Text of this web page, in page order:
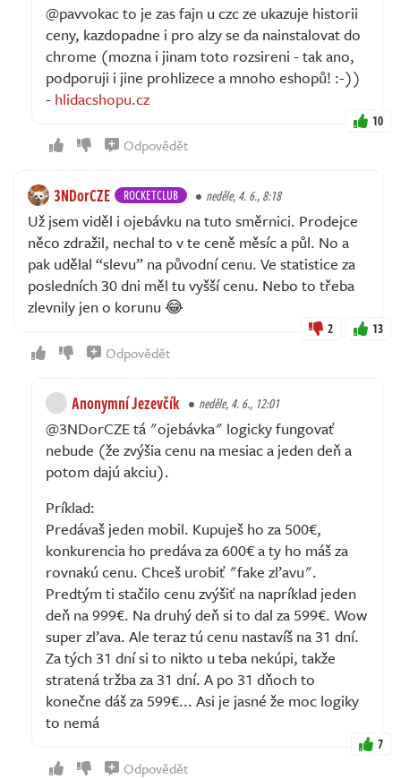
@pavvokac to je zas fajn u czc ze ukazuje historii
ceny, kazdopadne i pro alzy se da nainstalovat do
chrome (mozna i jinam toto rozsireni - tak ano,
podporuji i jine prohlizece a mnoho eshopů! :-))
- hlidacshopu.cz
10
Odpovědět
3NDorCZE ROCKETCLUB neděle, 4. 6., 8:18
Už jsem viděl i ojebávku na tuto směrnici. Prodejce
něco zdražil, nechal to v te ceně měsíc a půl. No a
pak udělal “slevu” na původní cenu. Ve statistice za
posledních 30 dni měl tu vyšší cenu. Nebo to třeba
zlevnily jen o korunu 😂
2 13
Odpovědět
Anonymní Jezevčík neděle, 4. 6., 12:01
@3NDorCZE tá "ojebávka" logicky fungovať
nebude (že zvýšia cenu na mesiac a jeden deň a
potom dajú akciu).
Príklad:
Predávaš jeden mobil. Kupuješ ho za 500€,
konkurencia ho predáva za 600€ a ty ho máš za
rovnakú cenu. Chceš urobiť "fake zľavu".
Predtým ti stačilo cenu zvýšiť na napríklad jeden
deň na 999€. Na druhý deň si to dal za 599€. Wow
super zľava. Ale teraz tú cenu nastavíš na 31 dní.
Za tých 31 dní si to nikto u teba nekúpi, takže
stratená tržba za 31 dní. A po 31 dňoch to
konečne dáš za 599€... Asi je jasné že moc logiky
to nemá
7
Odpovědět